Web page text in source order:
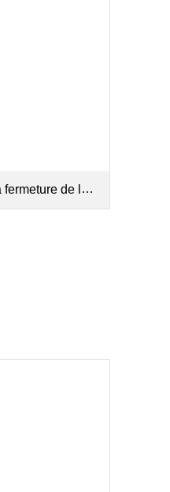
de LE QUESNOY-tampon.pdf